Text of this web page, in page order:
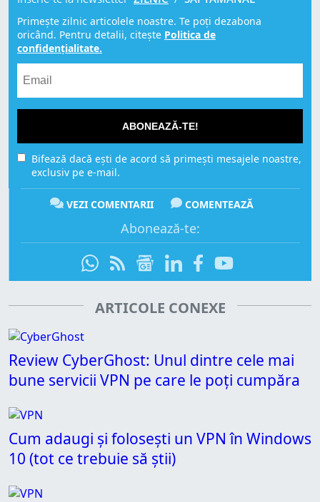
Primește zilnic articolele noastre. Te poți dezabona
oricând. Pentru detalii, citește Politica de
confidențialitate.
ABONEAZĂ-TE!
Bifează dacă ești de acord să primești mesajele noastre,
exclusiv pe e-mail.
VEZI COMENTARII COMENTEAZĂ
Abonează-te:
ARTICOLE CONEXE
Review CyberGhost: Unul dintre cele mai
bune servicii VPN pe care le poți cumpăra
Cum adaugi și folosești un VPN în Windows
10 (tot ce trebuie să știi)